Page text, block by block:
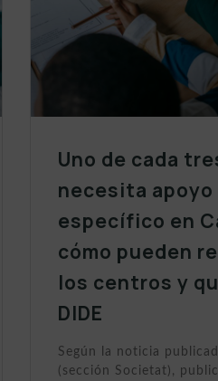
Uno de cada
necesita apoyo
específico en
cómo pueden
los centros y
DIDE
Según la noticia
(sección Societat),